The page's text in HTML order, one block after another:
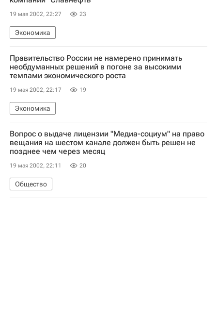
19 мая 2002, 22:27 23
Экономика
Правительство России не намерено принимать
необдуманных решений в погоне за высокими
темпами экономического роста
19 мая 2002, 22:17 19
Экономика
Вопрос о выдаче лицензии "Медиа-социум" на право
вещания на шестом канале должен быть решен не
позднее чем через месяц
19 мая 2002, 22:11 20
Общество